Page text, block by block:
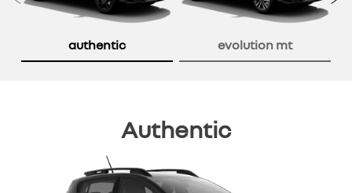
authentic evolution mt
Anterior
Authentic